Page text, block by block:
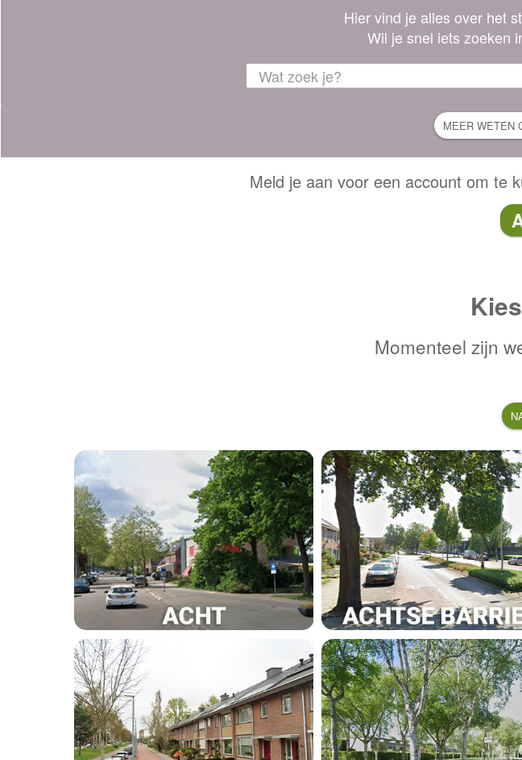
Hier vind je alles over het
Wil je snel iets zoeken
Meld je aan voor een account om te
Momenteel zijn